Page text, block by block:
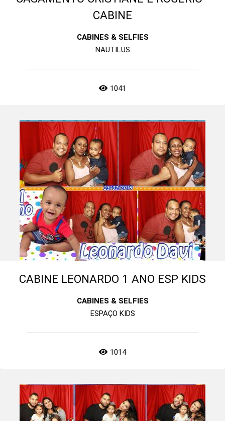
CABINE
CABINES & SELFIES
NAUTILUS
1041
CABINE LEONARDO 1 ANO ESP KIDS
CABINES & SELFIES
ESPAÇO KIDS
1014